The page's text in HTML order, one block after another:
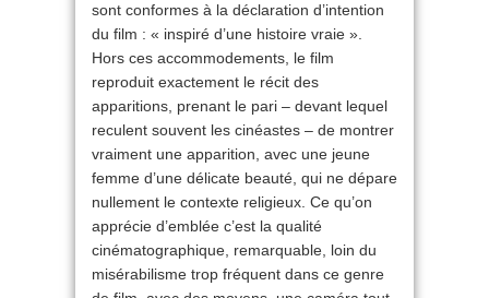
sont conformes à la déclaration d’intention
du film : « inspiré d’une histoire vraie ».
Hors ces accommodements, le film
reproduit exactement le récit des
apparitions, prenant le pari – devant lequel
reculent souvent les cinéastes – de montrer
vraiment une apparition, avec une jeune
femme d’une délicate beauté, qui ne dépare
nullement le contexte religieux. Ce qu’on
apprécie d’emblée c’est la qualité
cinématographique, remarquable, loin du
misérabilisme trop fréquent dans ce genre